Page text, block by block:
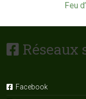
Feu
Réseaux
Facebook